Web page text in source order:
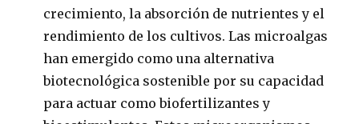
crecimiento, la absorción de nutrientes y el
rendimiento de los cultivos. Las microalgas
han emergido como una alternativa
biotecnológica sostenible por su capacidad
para actuar como biofertilizantes y